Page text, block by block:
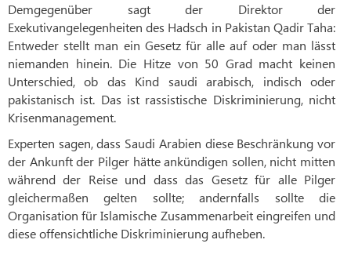
Demgegenüber sagt der Direktor der
Exekutivangelegenheiten des Hadsch in Pakistan Qadir Taha:
Entweder stellt man ein Gesetz für alle auf oder man lässt
niemanden hinein. Die Hitze von 50 Grad macht keinen
Unterschied, ob das Kind saudi arabisch, indisch oder
pakistanisch ist. Das ist rassistische Diskriminierung, nicht
Krisenmanagement.
Experten sagen, dass Saudi Arabien diese Beschränkung vor
der Ankunft der Pilger hätte ankündigen sollen, nicht mitten
während der Reise und dass das Gesetz für alle Pilger
gleichermaßen gelten sollte; andernfalls sollte die
Organisation für Islamische Zusammenarbeit eingreifen und
diese offensichtliche Diskriminierung aufheben.